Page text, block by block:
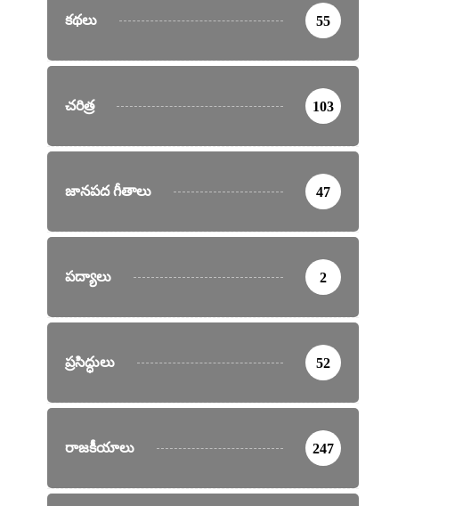
కథలు 55
చరిత్ర 103
జానపద గీతాలు 47
పద్యాలు 2
ప్రసిద్ధులు 52
రాజకీయాలు 247